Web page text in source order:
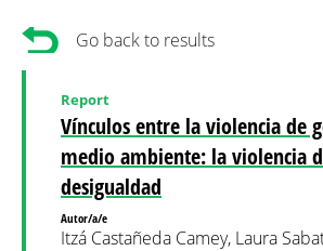
Go back to results
Vínculos entre la violencia de
medio ambiente: la violencia
desigualdad
Report
Autor/a/e
Itzá Castañeda Camey, Laura